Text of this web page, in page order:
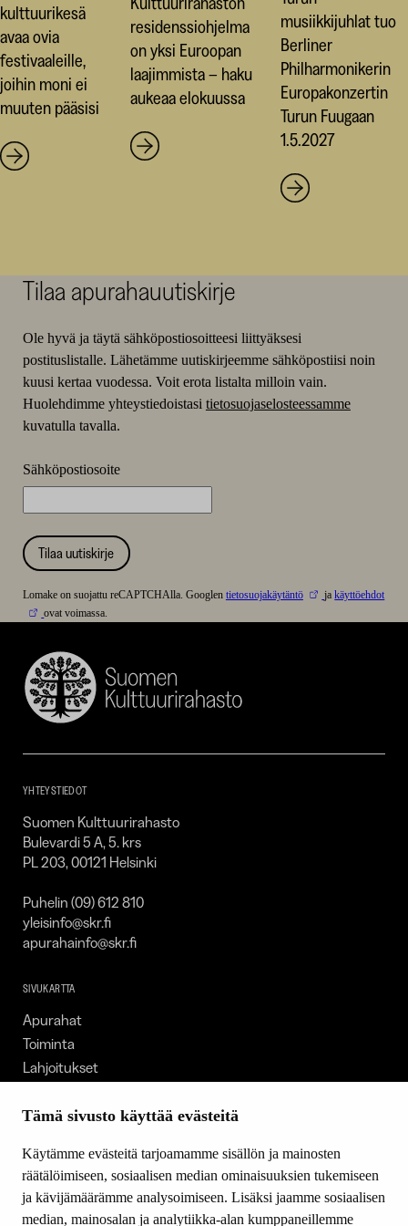
Tämä sivusto käyttää evästeitä
Käytämme evästeitä tarjoamamme sisällön ja mainosten
räätälöimiseen, sosiaalisen median ominaisuuksien tukemiseen
ja kävijämäärämme analysoimiseen. Lisäksi jaamme sosiaalisen
median, mainosalan ja analytiikka-alan kumppaneillemme
kulttuurikesä
avaa ovia
festivaaleille,
joihin moni ei
muuten pääsisi
residenssiohjelma
on yksi Euroopan
laajimmista – haku
aukeaa elokuussa
musiikkijuhlat tuo
Berliner
Philharmonikerin
Europakonzertin
Turun Fuugaan
1.5.2027
Tilaa apurahauutiskirje
Ole hyvä ja täytä sähköpostiosoitteesi liittyäksesi
postituslistalle. Lähetämme uutiskirjeemme sähköpostiisi noin
kuusi kertaa vuodessa. Voit erota listalta milloin vain.
Huolehdimme yhteystiedoistasi tietosuojaselosteessamme
kuvatulla tavalla.
Sähköpostiosoite
Tilaa uutiskirje
Lomake on suojattu reCAPTCHAlla. Googlen tietosuojakäytäntö jakäyttöehdot
ovat voimassa.
Suomen
Kulttuurirahasto
YHTEYSTIEDOT
Suomen Kulttuurirahasto
Bulevardi 5 A, 5. krs
PL 203, 00121 Helsinki
Puhelin (09) 612 810
yleisinfo@skr.fi
apurahainfo@skr.fi
SIVUKARTTA
Apurahat
Toiminta
Lahjoitukset
Ajankohtaista
Yhteystiedot